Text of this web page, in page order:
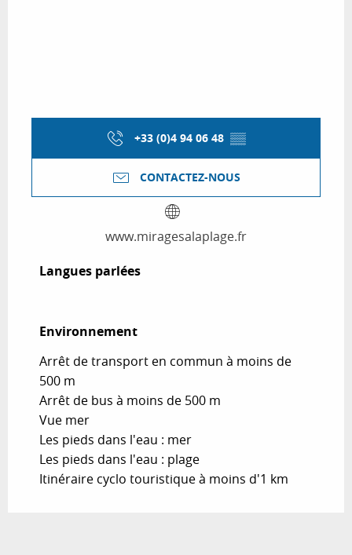
+33 (0)4 94 06 48 ▒▒
CONTACTEZ-NOUS
www.miragesalaplage.fr
Langues parlées
Langues parlées
Environnement
Environnement
Arrêt de transport en commun à moins de
500 m
Arrêt de bus à moins de 500 m
Vue mer
Les pieds dans l'eau : mer
Les pieds dans l'eau : plage
Itinéraire cyclo touristique à moins d'1 km